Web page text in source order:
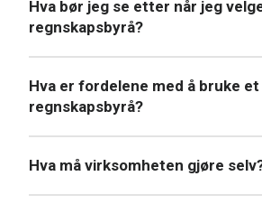
Hva bør jeg se etter når jeg
regnskapsbyrå?
Hva er fordelene med å bruke et
regnskapsbyrå?
Hva må virksomheten gjøre